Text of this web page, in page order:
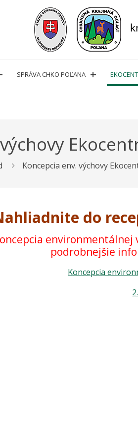
SPRÁVA CHKO POĽANA
Koncepcia env. výchovy
do
environmentálnej
podrobnejšie
Koncepcia